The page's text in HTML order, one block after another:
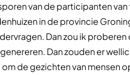
van de participanten
in de provincie
Dan zou ik
Dan zouden er
de gezichten van mensen